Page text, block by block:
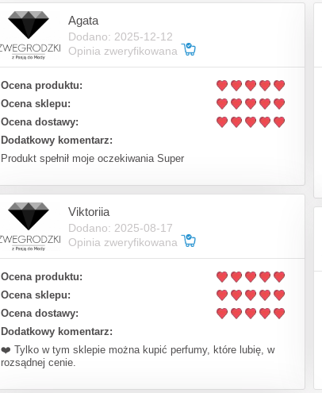
Agata
Dodano: 2025-12-12
Opinia zweryfikowana
Ocena produktu:
Ocena sklepu:
Ocena dostawy:
Dodatkowy komentarz:
Produkt spełnił moje oczekiwania Super
Viktoriia
Dodano: 2025-08-17
Opinia zweryfikowana
Ocena produktu:
Ocena sklepu:
Ocena dostawy:
Dodatkowy komentarz:
❤️ Tylko w tym sklepie można kupić perfumy, które lubię, w
rozsądnej cenie.